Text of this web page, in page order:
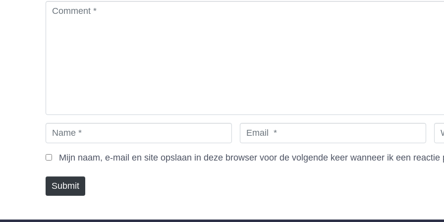
a
m
m
a
W
e
b
Mijn naam, e-mail en site opslaan in deze browser voor de volgende keer wanneer ik een reactie
Submit